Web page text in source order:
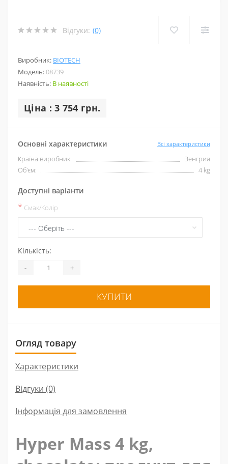
Відгуки: (0)
Виробник: BIOTECH
Модель:08739
Наявність: В наявності
Ціна : 3 754 грн.
Основні характеристики Всі характеристики
Країна виробник:
Венгрия
Об'єм:
4 kg
Доступні варіанти
* Смак/Колір
Кількість:
- +
КУПИТИ
Огляд товару
Характеристики
Відгуки (0)
Інформація для замовлення
Hyper Mass 4 kg,